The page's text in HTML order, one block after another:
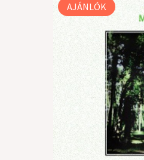
AJÁNLÓK